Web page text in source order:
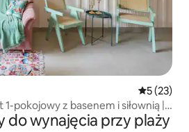
Średnia
5 (23)
pokojowy z basenem i siłownią |
do wynajęcia przy plaży